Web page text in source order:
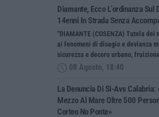
Diamante, Ecco L’ordinanza Sul
14enni In Strada Senza
“DIAMANTE (COSENZA) Tutela dei
ai fenomeni di disagio e devianza
sicurezza e decoro urbano,
08 Agosto, 18:40
La Denuncia Di Si-Avs Calabria:
Mezzo Al Mare Oltre 500
Corteo No Ponte»